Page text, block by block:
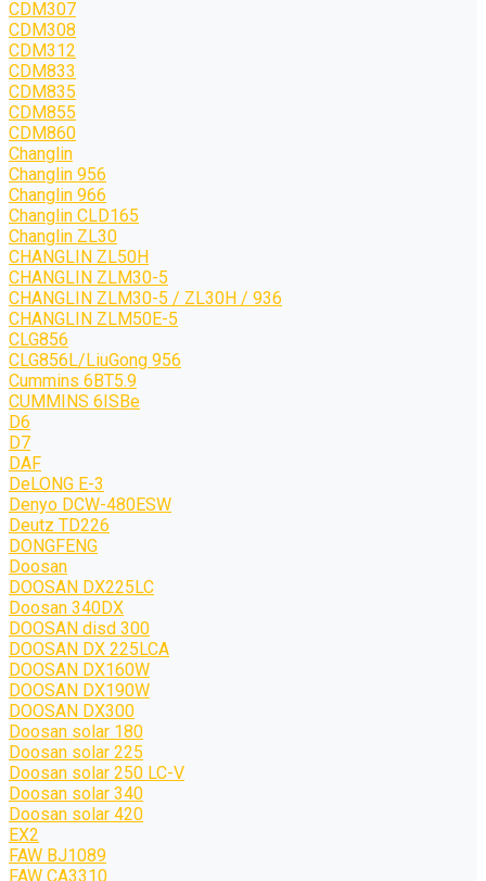
CDM307
CDM308
CDM312
CDM833
CDM835
CDM855
CDM860
Changlin
Changlin 956
Changlin 966
Changlin CLD165
Changlin ZL30
CHANGLIN ZL50H
CHANGLIN ZLM30-5
CHANGLIN ZLM30-5 / ZL30H / 936
CHANGLIN ZLM50E-5
CLG856
CLG856L/LiuGong 956
Cummins 6BT5.9
CUMMINS 6ISBe
D6
D7
DAF
DeLONG Е-3
Denyo DCW-480ESW
Deutz TD226
DONGFENG
Doosan
DOOSAN DX225LC
Doosan 340DX
DOOSAN disd 300
DOOSAN DX 225LCA
DOOSAN DX160W
DOOSAN DX190W
DOOSAN DX300
Doosan solar 180
Doosan solar 225
Doosan solar 250 LC-V
Doosan solar 340
Doosan solar 420
EX2
FAW BJ1089
FAW CA3310